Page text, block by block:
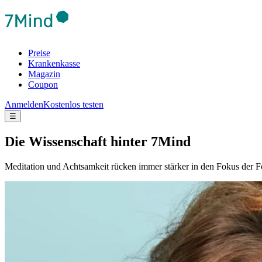
Preise
Krankenkasse
Magazin
Coupon
AnmeldenKostenlos testen
☰
Die Wis­sen­schaft hinter 7Mind
Meditation und Achtsamkeit rücken immer stärker in den Fokus der